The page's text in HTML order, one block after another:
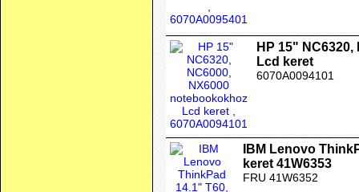
HP 15"
Lcd keret
6070A0094101
IBM Lenovo
keret 41W6353
FRU 41W6352